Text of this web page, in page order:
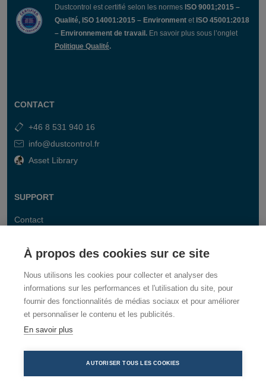
Dustcontrol est certifié selon les normes ISO 9001;2015 –
Qualité, ISO 14001:2015 – Environment et ISO 45001:2018
– Environnement de travail. En savoir plus sous l’onglet
Politique Qualité.
CONTACT
+46 8 531 940 16
info@dustcontrol.fr
Asset Library
SUPPORT
Contact
À propos des cookies sur ce site
Nous utilisons les cookies pour collecter et analyser des
informations sur les performances et l'utilisation du site, pour
fournir des fonctionnalités de médias sociaux et pour améliorer
et personnaliser le contenu et les publicités.
En savoir plus
AUTORISER TOUS LES COOKIES